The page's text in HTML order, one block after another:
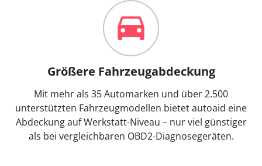
Größere Fahrzeugabdeckung
Mit mehr als 35 Automarken und über 2.500
unterstützten Fahrzeugmodellen bietet autoaid eine
Abdeckung auf Werkstatt-Niveau – nur viel günstiger
als bei vergleichbaren OBD2-Diagnosegeräten.